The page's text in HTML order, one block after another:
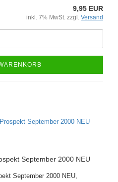
9,95 EUR
inkl. 7% MwSt. zzgl. Versand
September 2000 NEU
September 2000 NEU,